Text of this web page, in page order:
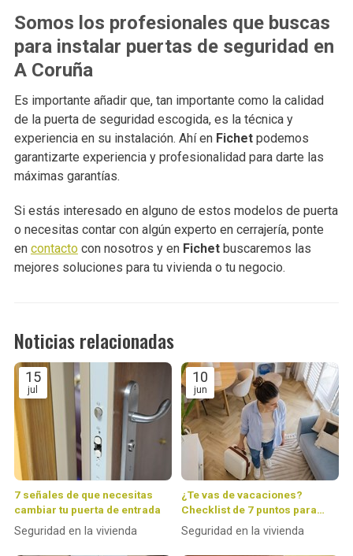
Somos los profesionales que buscas
para instalar puertas de seguridad en
A Coruña
Es importante añadir que, tan importante como la calidad
de la puerta de seguridad escogida, es la técnica y
experiencia en su instalación. Ahí en Fichet podemos
garantizarte experiencia y profesionalidad para darte las
máximas garantías.
Si estás interesado en alguno de estos modelos de puerta
o necesitas contar con algún experto en cerrajería, ponte
en contactocon nosotros y en Fichetbuscaremos las
mejores soluciones para tu vivienda o tu negocio.
Noticias relacionadas
15
jul
7 señales de que necesitas
cambiar tu puerta de entrada
Seguridad en la vivienda
10
jun
¿Te vas de vacaciones?
Checklist de 7 puntos para
dejar tu casa 100 % protegida
Seguridad en la vivienda